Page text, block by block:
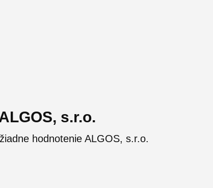
s.r.o.
hodnotenie ALGOS, s.r.o.